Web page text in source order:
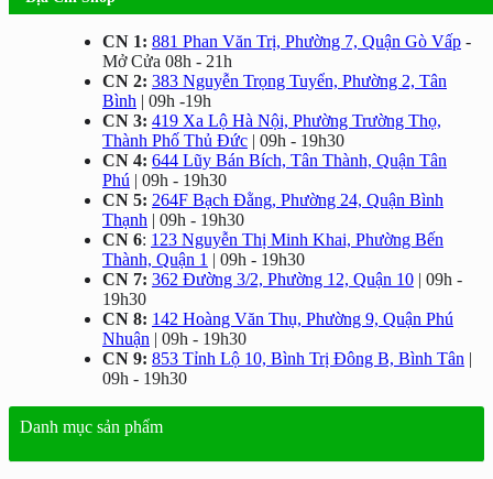
CN 1: 881 Phan Văn Trị, Phường 7, Quận Gò Vấp -
Mở Cửa 08h - 21h
CN 2: 383 Nguyễn Trọng Tuyển, Phường 2, Tân
Bình | 09h -19h
CN 3: 419 Xa Lộ Hà Nội, Phường Trường Thọ,
Thành Phố Thủ Đức | 09h - 19h30
CN 4: 644 Lũy Bán Bích, Tân Thành, Quận Tân
Phú | 09h - 19h30
CN 5: 264F Bạch Đằng, Phường 24, Quận Bình
Thạnh | 09h - 19h30
CN 6: 123 Nguyễn Thị Minh Khai, Phường Bến
Thành, Quận 1 | 09h - 19h30
CN 7: 362 Đường 3/2, Phường 12, Quận 10 | 09h -
19h30
CN 8: 142 Hoàng Văn Thụ, Phường 9, Quận Phú
Nhuận | 09h - 19h30
CN 9: 853 Tỉnh Lộ 10, Bình Trị Đông B, Bình Tân |
09h - 19h30
Danh mục sản phẩm